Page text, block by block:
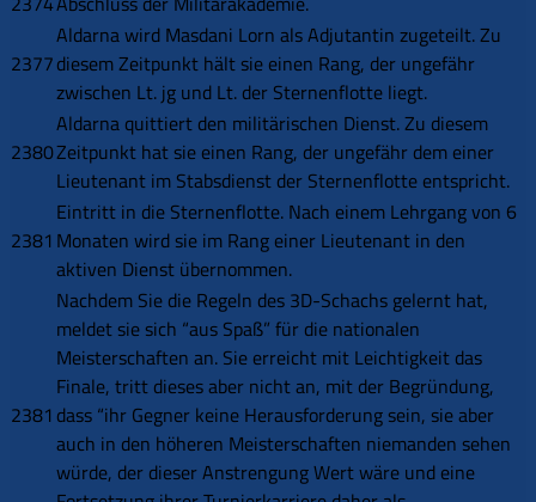
2377
Aldarna wird Masdani Lorn als Adjutantin zugeteilt. Zu
diesem Zeitpunkt hält sie einen Rang, der ungefähr
zwischen Lt. jg und Lt. der Sternenflotte liegt.
2380
Aldarna quittiert den militärischen Dienst. Zu diesem
Zeitpunkt hat sie einen Rang, der ungefähr dem einer
Lieutenant im Stabsdienst der Sternenflotte entspricht.
2381
Eintritt in die Sternenflotte. Nach einem Lehrgang von 6
Monaten wird sie im Rang einer Lieutenant in den
aktiven Dienst übernommen.
2381
Nachdem Sie die Regeln des 3D-Schachs gelernt hat,
meldet sie sich “aus Spaß” für die nationalen
Meisterschaften an. Sie erreicht mit Leichtigkeit das
Finale, tritt dieses aber nicht an, mit der Begründung,
dass “ihr Gegner keine Herausforderung sein, sie aber
auch in den höheren Meisterschaften niemanden sehen
würde, der dieser Anstrengung Wert wäre und eine